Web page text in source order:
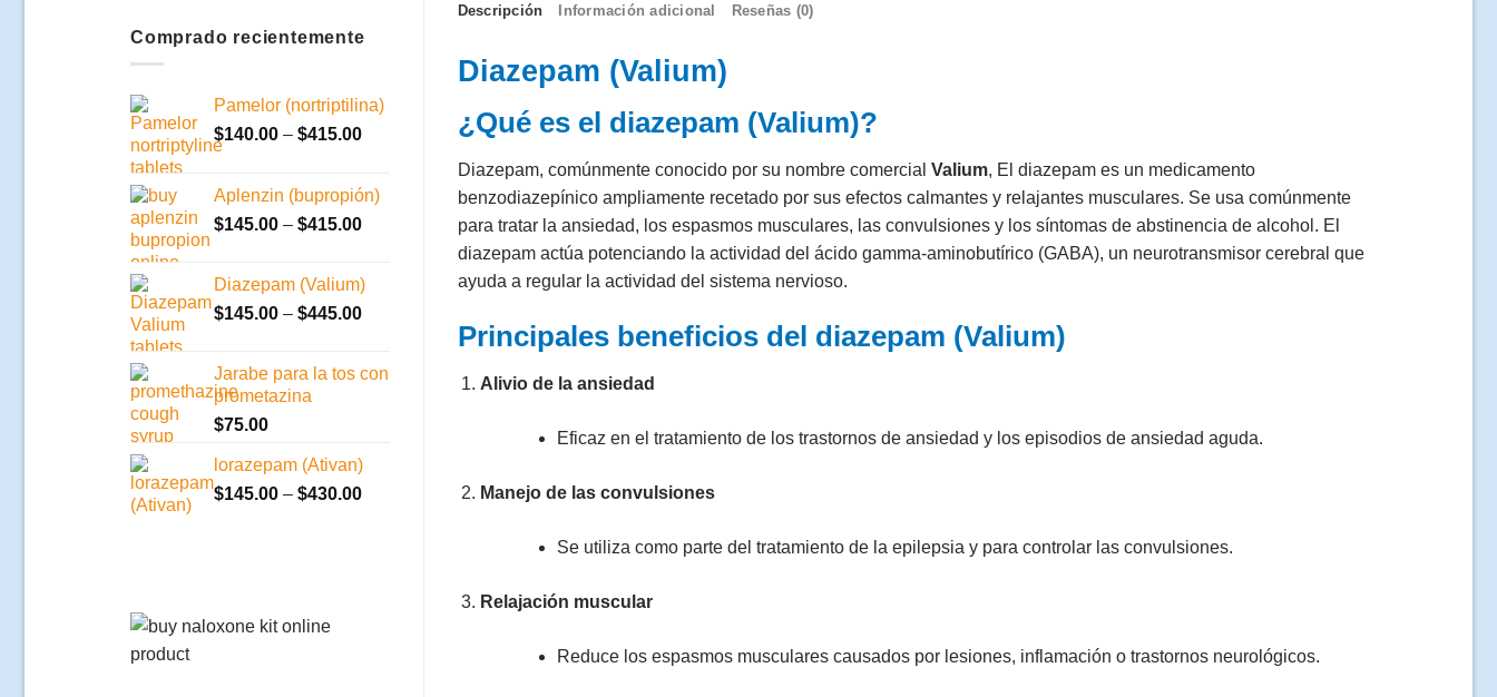
Comprado recientemente
Pamelor (nortriptilina)
$140.00 – $415.00Rango
$140.00
a
Aplenzin (bupropión)
$145.00 – $415.00Rango
$145.00
a
Diazepam (Valium)
$145.00 – $445.00Rango
$145.00
Jarabe para la tos con
prometazina
$75.00
lorazepam (Ativan)
$145.00 – $430.00Rango
Descripción Información adicional Reseñas (0)
Diazepam (Valium)
¿Qué es el diazepam (Valium)?
Diazepam, comúnmente conocido por su nombre comercial Valium, El diazepam es un medicamento
benzodiazepínico ampliamente recetado por sus efectos calmantes y relajantes musculares. Se usa comúnmente
para tratar la ansiedad, los espasmos musculares, las convulsiones y los síntomas de abstinencia de alcohol. El
diazepam actúa potenciando la actividad del ácido gamma-aminobutírico (GABA), un neurotransmisor cerebral que
ayuda a regular la actividad del sistema nervioso.
Principales beneficios del diazepam (Valium)
Alivio de la ansiedad
Eficaz en el tratamiento de los trastornos de ansiedad y los episodios de ansiedad aguda.
Manejo de las convulsiones
Se utiliza como parte del tratamiento de la epilepsia y para controlar las convulsiones.
Relajación muscular
Reduce los espasmos musculares causados por lesiones, inflamación o trastornos neurológicos.